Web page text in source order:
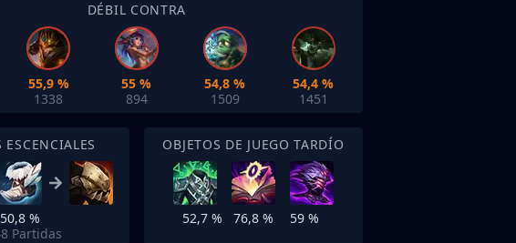
DÉBIL CONTRA
55,9 %
1338
55 %
894
54,8 %
1509
54,4 %
1451
ESCENCIALES
50,8 %
Partidas
OBJETOS DE JUEGO TARDÍO
52,7 % 76,8 % 59 %